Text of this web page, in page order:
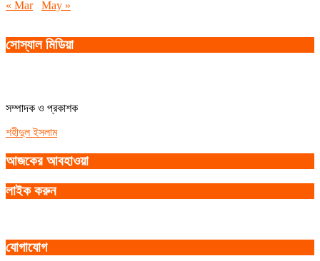
« Mar
May »
সোস্যাল মিডিয়া
সম্পাদক ও প্রকাশক
শহীদুল ইসলাম
আজকের আবহাওয়া
লাইক করুন
যোগাযোগ